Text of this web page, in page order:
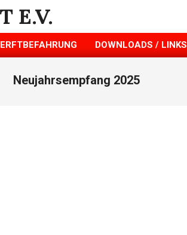
ERFTBEFAHRUNG DOWNLOADS / LINKS
Neujahrsempfang 2025